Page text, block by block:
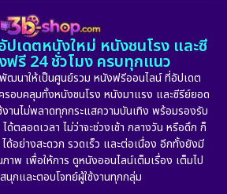
(5)
(56)
(10)
(23)
1981
1971 1962
เดตหนังใหม่ หนังชนโรง และซี
รี 24 ชั่วโมง ครบทุกแนว
นาให้เป็นศูนย์รวม หนังฟรีออนไลน์ ที่อัปเดต
รอบคลุมทั้งหนังชนโรง หนังมาแรง และซีรีย์ยอด
งานไม่พลาดทุกกระแสความบันเทิง พร้อมรองรับ
ตลอดเวลา ไม่ว่าจะช่วงเช้า กลางวัน หรือดึก ก็
ด้อย่างสะดวก รวดเร็ว และต่อเนื่อง อีกทั้งยังมี
พ เพื่อให้การ ดูหนังออนไลน์เต็มเรื่อง เต็มไป
นุกและตอบโจทย์ผู้ใช้งานทุกกลุ่ม